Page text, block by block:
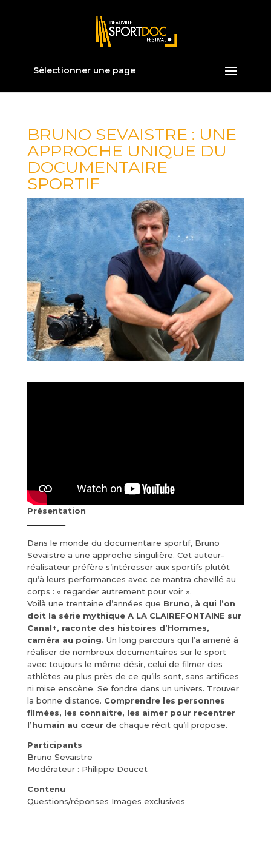
Sélectionner une page
BRUNO SEVAISTRE : UNE
APPROCHE UNIQUE DU
DOCUMENTAIRE
SPORTIF
Présentation
Dans le monde du documentaire sportif, Bruno
Sevaistre a une approche singulière. Cet auteur-
réalisateur préfère s’intéresser aux sportifs plutôt
qu’à leurs performances avec ce mantra chevillé au
corps : « regarder autrement pour voir ».
Voilà une trentaine d’années que Bruno, à qui l’on
doit la série mythique A LA CLAIREFONTAINE sur
Canal+, raconte des histoires d’Hommes,
caméra au poing. Un long parcours qui l’a amené à
réaliser de nombreux documentaires sur le sport
avec toujours le même désir, celui de filmer des
athlètes au plus près de ce qu’ils sont, sans artifices
ni mise enscène. Se fondre dans un univers. Trouver
la bonne distance. Comprendre les personnes
filmées, les connaitre, les aimer pour recentrer
l’humain au cœurde chaque récit qu’il propose.
Participants
Bruno Sevaistre
Modérateur : Philippe Doucet
Contenu
Questions/réponses Images exclusives